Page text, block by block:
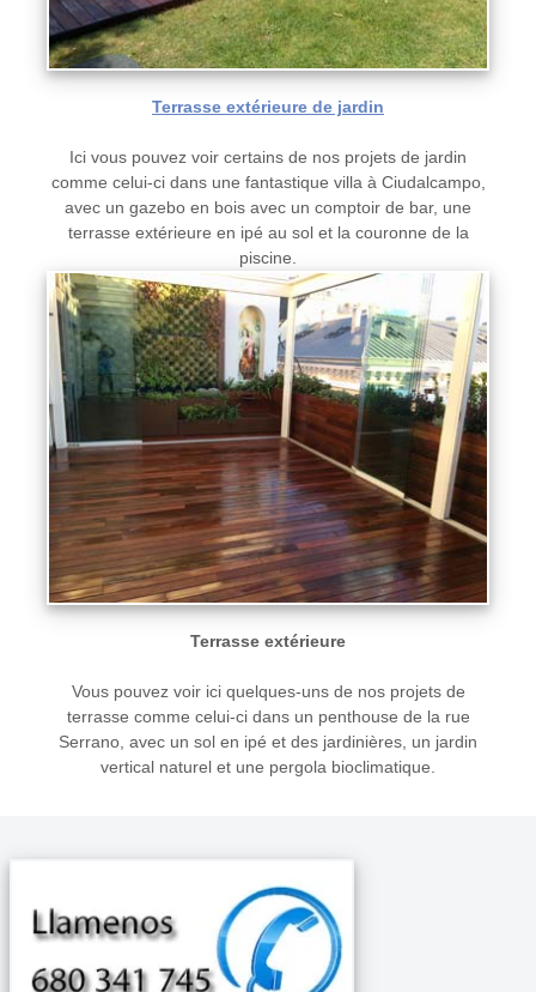
Terrasse extérieure de jardin
Ici vous pouvez voir certains de nos projets de jardin
comme celui-ci dans une fantastique villa à Ciudalcampo,
avec un gazebo en bois avec un comptoir de bar, une
terrasse extérieure en ipé au sol et la couronne de la
piscine.
Terrasse extérieure
Vous pouvez voir ici quelques-uns de nos projets de
terrasse comme celui-ci dans un penthouse de la rue
Serrano, avec un sol en ipé et des jardinières, un jardin
vertical naturel et une pergola bioclimatique.